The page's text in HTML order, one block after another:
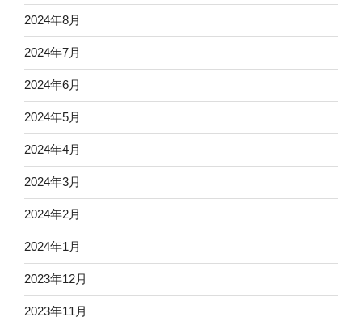
2024年8月
2024年7月
2024年6月
2024年5月
2024年4月
2024年3月
2024年2月
2024年1月
2023年12月
2023年11月